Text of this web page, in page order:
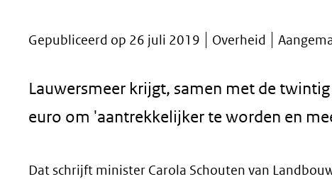
Gepubliceerd op 26 juli 2019 Overheid
Lauwersmeer krijgt, samen met de
euro om 'aantrekkelijker te worden en
Dat schrijft minister Carola Schouten van